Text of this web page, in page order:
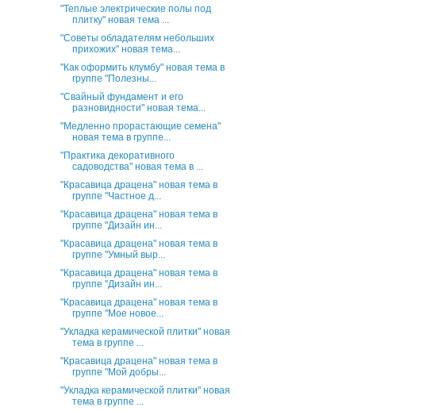
"Теплые электрические полы под
плитку" новая тема ...
"Советы обладателям небольших
прихожих" новая тема...
"Как оформить клумбу" новая тема в
группе "Полезны...
"Свайный фундамент и его
разновидности" новая тема...
"Медленно прорастающие семена"
новая тема в группе...
"Практика декоративного
садоводства" новая тема в ...
"Красавица драцена" новая тема в
группе "Частное д...
"Красавица драцена" новая тема в
группе "Дизайн ин...
"Красавица драцена" новая тема в
группе "Умный выр...
"Красавица драцена" новая тема в
группе "Дизайн ин...
"Красавица драцена" новая тема в
группе "Мое новое...
"Укладка керамической плитки" новая
тема в группе ...
"Красавица драцена" новая тема в
группе "Мой добры...
"Укладка керамической плитки" новая
тема в группе ...